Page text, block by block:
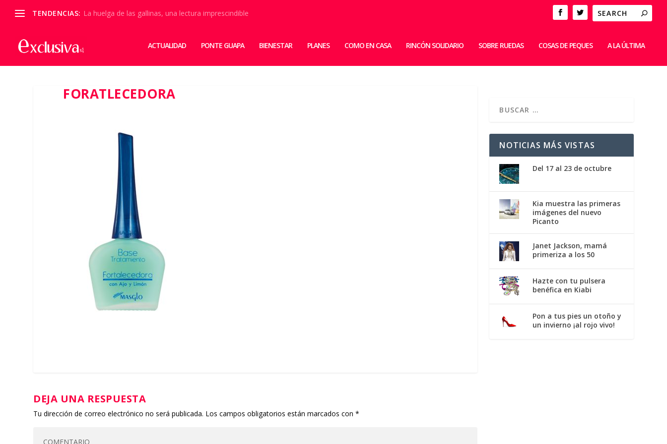
TENDENCIAS: La huelga de las gallinas, una lectura imprescindible
ACTUALIDAD PONTE GUAPA BIENESTAR PLANES COMO EN CASA RINCÓN SOLIDARIO SOBRE RUEDAS COSAS DE PEQUES A LA ÚLTIMA
FORATLECEDORA
DEJA UNA RESPUESTA
Tu dirección de correo electrónico no será publicada. Los campos obligatorios están marcados con*
NOTICIAS MÁS VISTAS
Del 17 al 23 de octubre
Kia muestra las primeras
imágenes del nuevo
Picanto
Janet Jackson, mamá
primeriza a los 50
Hazte con tu pulsera
benéfica en Kiabi
Pon a tus pies un otoño y
un invierno ¡al rojo vivo!